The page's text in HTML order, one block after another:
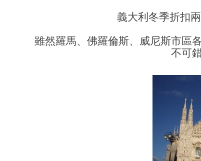
義大利冬季折扣
雖然羅馬、佛羅倫斯、威尼斯市區
不可